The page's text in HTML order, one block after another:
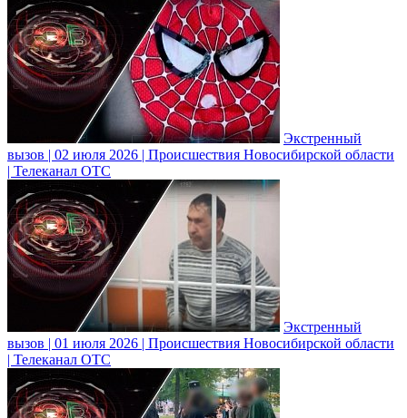
Экстренный
вызов | 02 июля 2026 | Происшествия Новосибирской области
| Телеканал ОТС
Экстренный
вызов | 01 июля 2026 | Происшествия Новосибирской области
| Телеканал ОТС